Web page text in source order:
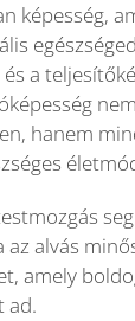
képesség,
a
hanem
alvás
amely
ad.